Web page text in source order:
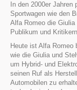
In den 2000er
Sportwagen wie den
Alfa Romeo die
Publikum und
Heute ist Alfa Romeo
wie die Giulia und
um Hybrid- und
seinen Ruf als
Automobilen zu